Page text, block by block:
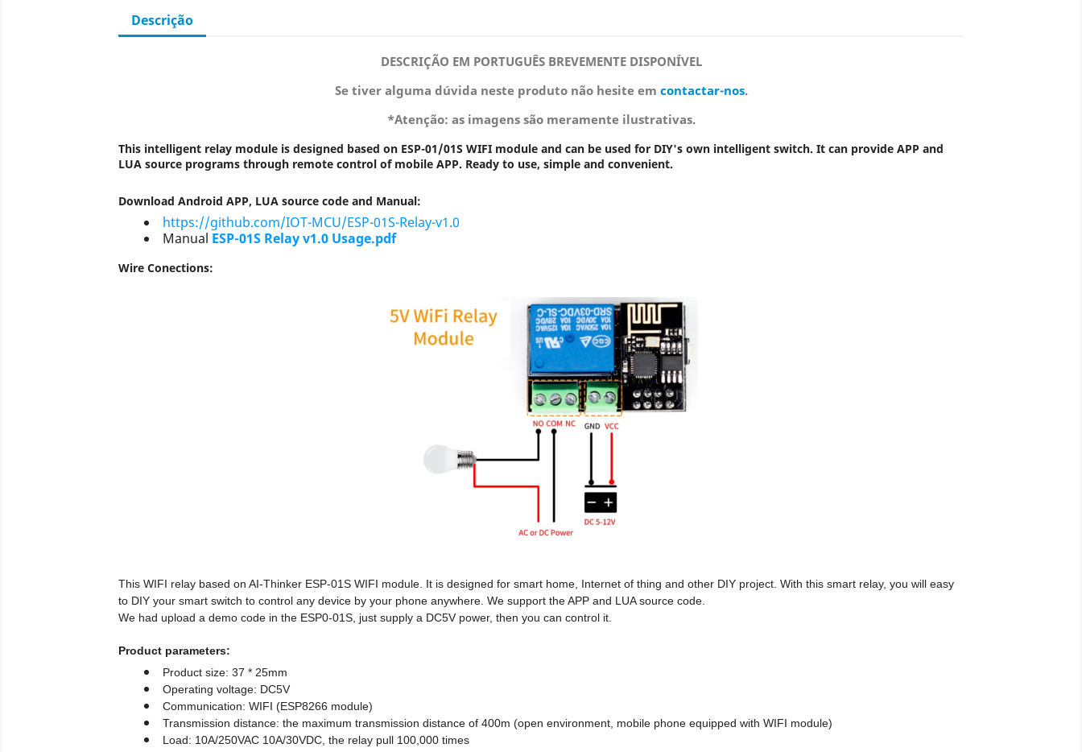
Descrição
DESCRIÇÃO EM PORTUGUÊS BREVEMENTE DISPONÍVEL
Se tiver alguma dúvida neste produto não hesite em contactar-nos.
*Atenção: as imagens são meramente ilustrativas.
This intelligent relay module is designed based on ESP-01/01S WIFI module and can be used for DIY's own intelligent switch. It can provide APP and
LUA source programs through remote control of mobile APP. Ready to use, simple and convenient.
Download Android APP, LUA source code and Manual:
https://github.com/IOT-MCU/ESP-01S-Relay-v1.0
Manual ESP-01S Relay v1.0 Usage.pdf
Wire Conections:
This WIFI relay based on AI-Thinker ESP-01S WIFI module. It is designed for smart home, Internet of thing and other DIY project. With this smart relay, you will easy
to DIY your smart switch to control any device by your phone anywhere. We support the APP and LUA source code.
We had upload a demo code in the ESP0-01S, just supply a DC5V power, then you can control it.
Product parameters:
Product size: 37 * 25mm
Operating voltage: DC5V
Communication: WIFI (ESP8266 module)
Transmission distance: the maximum transmission distance of 400m (open environment, mobile phone equipped with WIFI module)
Load: 10A/250VAC 10A/30VDC, the relay pull 100,000 times